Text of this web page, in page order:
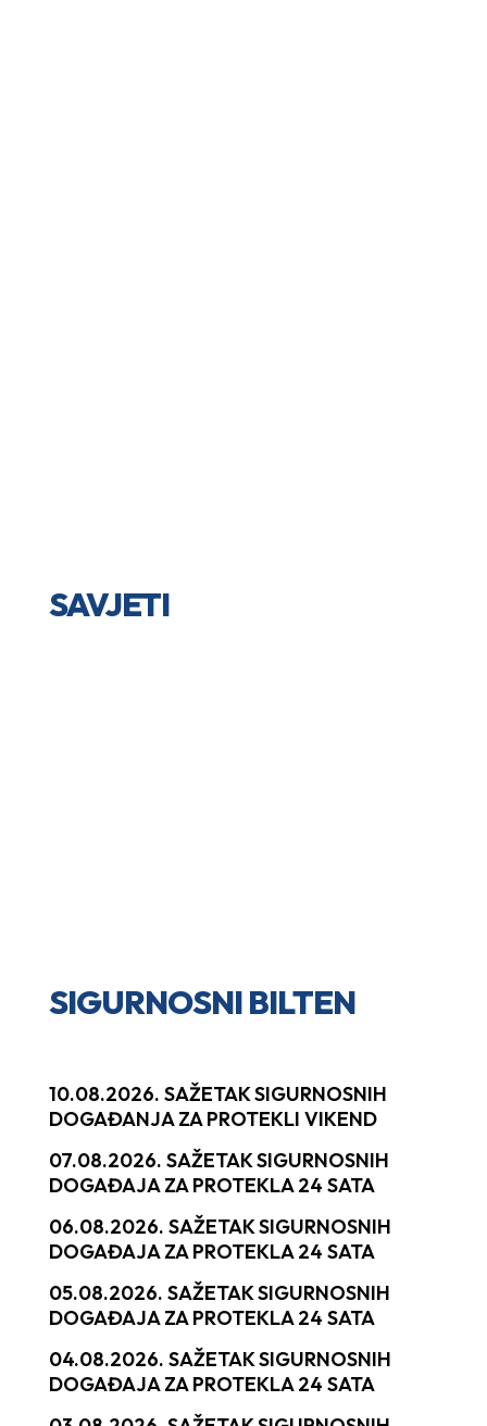
SAVJETI
SIGURNOSNI BILTEN
10.08.2026. SAŽETAK SIGURNOSNIH
DOGAĐANJA ZA PROTEKLI VIKEND
07.08.2026. SAŽETAK SIGURNOSNIH
DOGAĐAJA ZA PROTEKLA 24 SATA
06.08.2026. SAŽETAK SIGURNOSNIH
DOGAĐAJA ZA PROTEKLA 24 SATA
05.08.2026. SAŽETAK SIGURNOSNIH
DOGAĐAJA ZA PROTEKLA 24 SATA
04.08.2026. SAŽETAK SIGURNOSNIH
DOGAĐAJA ZA PROTEKLA 24 SATA